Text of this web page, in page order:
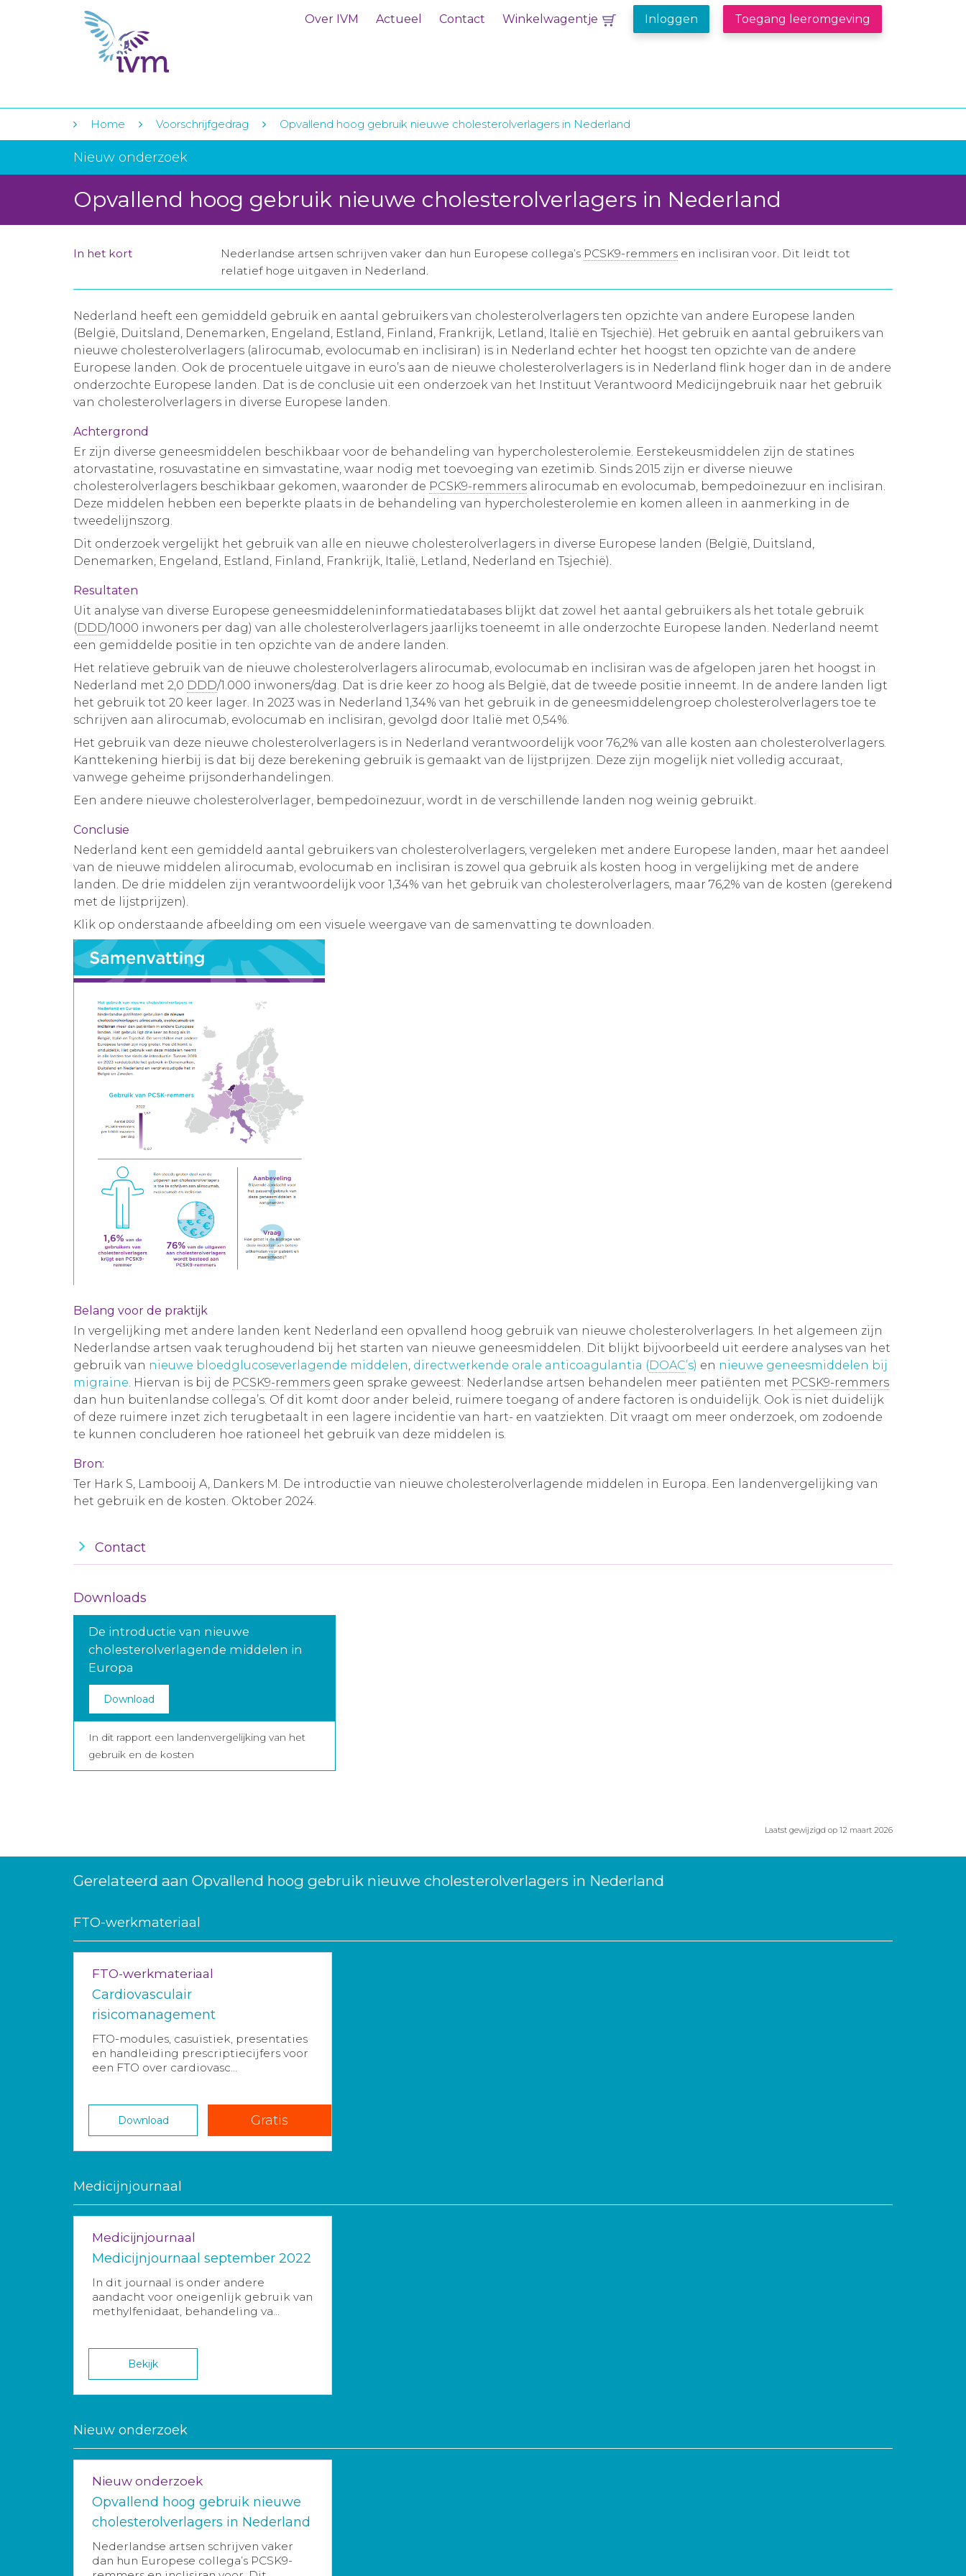
Over IVM Actueel Contact Winkelwagentje Inloggen Toegang leeromgeving
Home Voorschrijfgedrag Opvallend hoog gebruik nieuwe cholesterolverlagers in Nederland
Nieuw onderzoek
Opvallend hoog gebruik nieuwe cholesterolverlagers in Nederland
In het kort Nederlandse artsen schrijven vaker dan hun Europese collega’s PCSK9-remmers en inclisiran voor. Dit leidt tot
relatief hoge uitgaven in Nederland.
Nederland heeft een gemiddeld gebruik en aantal gebruikers van cholesterolverlagers ten opzichte van andere Europese landen
(België, Duitsland, Denemarken, Engeland, Estland, Finland, Frankrijk, Letland, Italië en Tsjechië). Het gebruik en aantal gebruikers van
nieuwe cholesterolverlagers (alirocumab, evolocumab en inclisiran) is in Nederland echter het hoogst ten opzichte van de andere
Europese landen. Ook de procentuele uitgave in euro’s aan de nieuwe cholesterolverlagers is in Nederland flink hoger dan in de andere
onderzochte Europese landen. Dat is de conclusie uit een onderzoek van het Instituut Verantwoord Medicijngebruik naar het gebruik
van cholesterolverlagers in diverse Europese landen.
Achtergrond
Er zijn diverse geneesmiddelen beschikbaar voor de behandeling van hypercholesterolemie. Eerstekeusmiddelen zijn de statines
atorvastatine, rosuvastatine en simvastatine, waar nodig met toevoeging van ezetimib. Sinds 2015 zijn er diverse nieuwe
cholesterolverlagers beschikbaar gekomen, waaronder de PCSK9-remmers alirocumab en evolocumab, bempedoïnezuur en inclisiran.
Deze middelen hebben een beperkte plaats in de behandeling van hypercholesterolemie en komen alleen in aanmerking in de
tweedelijnszorg.
Dit onderzoek vergelijkt het gebruik van alle en nieuwe cholesterolverlagers in diverse Europese landen (België, Duitsland,
Denemarken, Engeland, Estland, Finland, Frankrijk, Italië, Letland, Nederland en Tsjechië).
Resultaten
Uit analyse van diverse Europese geneesmiddeleninformatiedatabases blijkt dat zowel het aantal gebruikers als het totale gebruik
(DDD/1000 inwoners per dag) van alle cholesterolverlagers jaarlijks toeneemt in alle onderzochte Europese landen. Nederland neemt
een gemiddelde positie in ten opzichte van de andere landen.
Het relatieve gebruik van de nieuwe cholesterolverlagers alirocumab, evolocumab en inclisiran was de afgelopen jaren het hoogst in
Nederland met 2,0 DDD/1.000 inwoners/dag. Dat is drie keer zo hoog als België, dat de tweede positie inneemt. In de andere landen ligt
het gebruik tot 20 keer lager. In 2023 was in Nederland 1,34% van het gebruik in de geneesmiddelengroep cholesterolverlagers toe te
schrijven aan alirocumab, evolocumab en inclisiran, gevolgd door Italië met 0,54%.
Het gebruik van deze nieuwe cholesterolverlagers is in Nederland verantwoordelijk voor 76,2% van alle kosten aan cholesterolverlagers.
Kanttekening hierbij is dat bij deze berekening gebruik is gemaakt van de lijstprijzen. Deze zijn mogelijk niet volledig accuraat,
vanwege geheime prijsonderhandelingen.
Een andere nieuwe cholesterolverlager, bempedoïnezuur, wordt in de verschillende landen nog weinig gebruikt.
Conclusie
Nederland kent een gemiddeld aantal gebruikers van cholesterolverlagers, vergeleken met andere Europese landen, maar het aandeel
van de nieuwe middelen alirocumab, evolocumab en inclisiran is zowel qua gebruik als kosten hoog in vergelijking met de andere
landen. De drie middelen zijn verantwoordelijk voor 1,34% van het gebruik van cholesterolverlagers, maar 76,2% van de kosten (gerekend
met de lijstprijzen).
Klik op onderstaande afbeelding om een visuele weergave van de samenvatting te downloaden.
Belang voor de praktijk
In vergelijking met andere landen kent Nederland een opvallend hoog gebruik van nieuwe cholesterolverlagers. In het algemeen zijn
Nederlandse artsen vaak terughoudend bij het starten van nieuwe geneesmiddelen. Dit blijkt bijvoorbeeld uit eerdere analyses van het
gebruik van nieuwe bloedglucoseverlagende middelen, directwerkende orale anticoagulantia (DOAC’s) en nieuwe geneesmiddelen bij
migraine. Hiervan is bij de PCSK9-remmers geen sprake geweest: Nederlandse artsen behandelen meer patiënten met PCSK9-remmers
dan hun buitenlandse collega’s. Of dit komt door ander beleid, ruimere toegang of andere factoren is onduidelijk. Ook is niet duidelijk
of deze ruimere inzet zich terugbetaalt in een lagere incidentie van hart- en vaatziekten. Dit vraagt om meer onderzoek, om zodoende
te kunnen concluderen hoe rationeel het gebruik van deze middelen is.
Bron:
Ter Hark S, Lambooij A, Dankers M. De introductie van nieuwe cholesterolverlagende middelen in Europa. Een landenvergelijking van
het gebruik en de kosten. Oktober 2024.
Contact
Downloads
De introductie van nieuwe
cholesterolverlagende middelen in
Europa
Download
In dit rapport een landenvergelijking van het
gebruik en de kosten
Laatst gewijzigd op 12 maart 2026
Gerelateerd aan Opvallend hoog gebruik nieuwe cholesterolverlagers in Nederland
FTO-werkmateriaal
FTO-werkmateriaal
Cardiovasculair
risicomanagement
FTO-modules, casuïstiek, presentaties
en handleiding prescriptiecijfers voor
een FTO over cardiovasc...
Download Gratis
Medicijnjournaal
Medicijnjournaal
Medicijnjournaal september 2022
In dit journaal is onder andere
aandacht voor oneigenlijk gebruik van
methylfenidaat, behandeling va...
Bekijk
Nieuw onderzoek
Nieuw onderzoek
Opvallend hoog gebruik nieuwe
cholesterolverlagers in Nederland
Nederlandse artsen schrijven vaker
dan hun Europese collega’s PCSK9-